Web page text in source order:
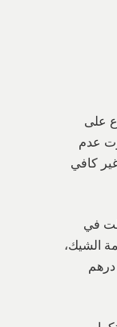
على
عدم
كافي
في
عن 10% من قيمة الشيك،
على ألا تزيد عن قيمة الشيك، ولا تقل عن 1000 درهم